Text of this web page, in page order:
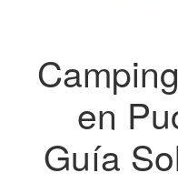
en
Guía